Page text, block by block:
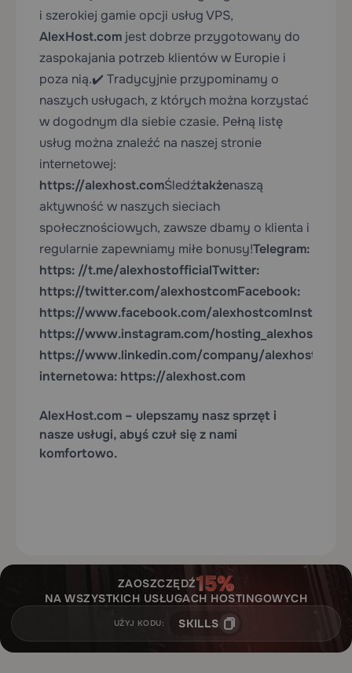
i szerokiej gamie opcji usług VPS,
AlexHost.com jest dobrze przygotowany do
zaspokajania potrzeb klientów w Europie i
poza nią.✔️ Tradycyjnie przypominamy o
naszych usługach, z których można korzystać
w dogodnym dla siebie czasie. Pełną listę
usług można znaleźć na naszej stronie
internetowej:
https://alexhost.comŚledźtakżenaszą
aktywność w naszych sieciach
społecznościowych, zawsze dbamy o klienta i
regularnie zapewniamy miłe bonusy!Telegram:
https: //t.me/alexhostofficialTwitter:
https://twitter.com/alexhostcomFacebook:
https://www.facebook.com/alexhostcomInstagram:
https://www.instagram.com/hosting_alexhost/
https://www.linkedin.com/company/alexhost/
internetowa: https://alexhost.com
AlexHost.com – ulepszamy nasz sprzęt i
nasze usługi, abyś czuł się z nami
komfortowo.
ZAOSZCZĘDŹ
NA WSZYSTKICH USŁUGACH HOSTINGOWYCH
UŻYJ KODU: SKILLS